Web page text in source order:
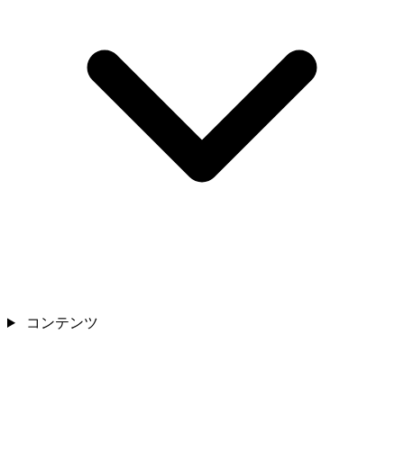
コンテンツ